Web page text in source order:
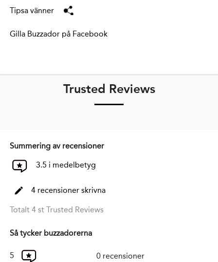
Tipsa vänner
Gilla Buzzador på Facebook
Trusted Reviews
Summering av recensioner
3.5 i medelbetyg
4 recensioner skrivna
Totalt 4 st Trusted Reviews
Så tycker buzzadorerna
5 0 recensioner